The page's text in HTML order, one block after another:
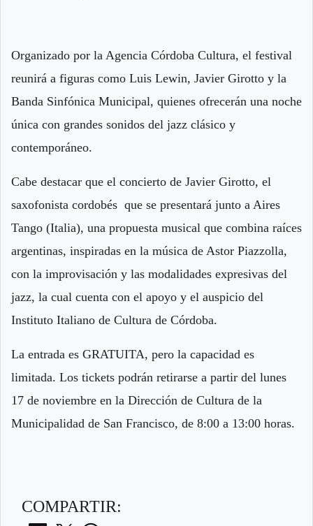
Organizado por la Agencia Córdoba Cultura, el festival
reunirá a figuras como Luis Lewin, Javier Girotto y la
Banda Sinfónica Municipal, quienes ofrecerán una noche
única con grandes sonidos del jazz clásico y
contemporáneo.
Cabe destacar que el concierto de Javier Girotto, el
saxofonista cordobés que se presentará junto a Aires
Tango (Italia), una propuesta musical que combina raíces
argentinas, inspiradas en la música de Astor Piazzolla,
con la improvisación y las modalidades expresivas del
jazz, la cual cuenta con el apoyo y el auspicio del
Instituto Italiano de Cultura de Córdoba.
La entrada es GRATUITA, pero la capacidad es
limitada. Los tickets podrán retirarse a partir del lunes
17 de noviembre en la Dirección de Cultura de la
Municipalidad de San Francisco, de 8:00 a 13:00 horas.
COMPARTIR: